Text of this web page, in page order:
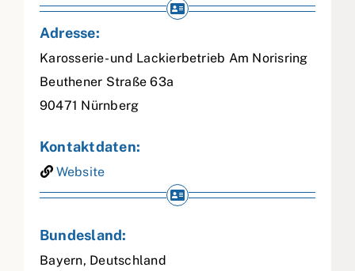
Adresse:
Karosserie- und Lackierbetrieb Am Norisring
Beuthener Straße 63a
90471 Nürnberg
Kontaktdaten:
Website
Bundesland:
Bayern, Deutschland